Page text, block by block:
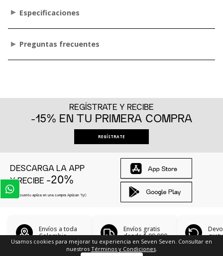
Especificaciones
Preguntas frecuentes
REGÍSTRATE Y RECIBE
-15% EN TU PRIMERA COMPRA
REGÍSTRATE
DESCARGA LA APP
Y RECIBE -20%
El descuento aplica en una compra Aplican TyC
Envíos a toda
Colombia
Envíos gratis
desde$ 99.900
Usamos cookies para mejorar tu experiencia en Seven Seven. Consultar en
nuestros Términos y Condiciones.